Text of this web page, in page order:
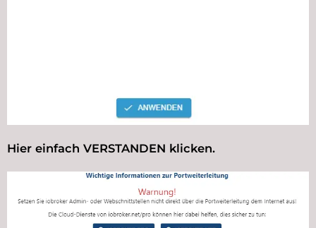
Hier einfach VERSTANDEN klicken.